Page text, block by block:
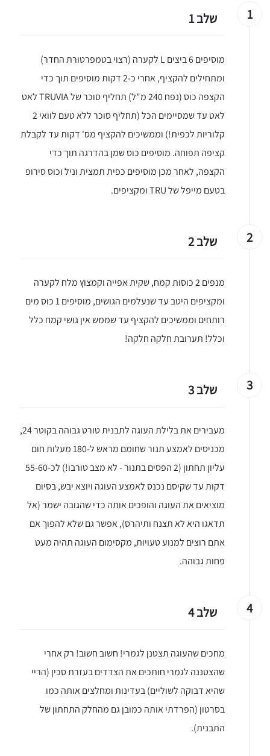
אותי באינסטגרם
1 שלב 1
מוסיפים 6 ביצים L לקערה (רצוי בטמפרטורת החדר)
ומתחילים להקציף, אחרי כ-2 דקות מוסיפים תוך כדי
הקצפה כוס (נפח 240 מ"ל) תחליף סוכר של TRUVIA לאט
לאט עד שמסיימים הכל (תחליף סוכר ללא טעם לוואי 2
קלוריות לכפית!) וממשיכים להקציף מס' דקות עד לקבלת
קציפה תפוחה. מוסיפים כוס שמן בהדרגה תוך כדי
הקצפה, לאחר מכן מוסיפים כפית תמצית וניל וכוס סירופ
בטעם מייפל של TRU ומקציפים.
2 שלב 2
מנפים 2 כוסות קמח, שקית אפייה וקמצוץ מלח לקערה
ומקציפים היטב עד שנעלמים הגושים, מוסיפים 1 כוס מים
רותחים וממשיכים להקציף עד שממש אין גושי קמח כלל
וכלל! תערובת חלקה חלקה!
3 שלב 3
מעבירים את בלילת העוגה לתבנית טורט גבוהה בקוטר 24,
מכניסים לאמצע תנור שחומם מראש ל-180 מעלות חום
עליון תחתון (2 הפסים בתנור - לא מצב טורבו!) לכ-55-60
דקות עד שקיסם נכנס לאמצע העוגה ויוצא יבש, בסיום
מוציאים את העוגה והופכים אותה כדי שהגובה ישמר (אל
תדאגו היא לא תצנח ותיהרס), אפשר גם שלא להפוך אם
אתם רוצים למנוע טעויות, מקסימום העוגה תהיה מעט
פחות גבוהה.
4 שלב 4
מחכים שהעוגה תצטנן לגמרי! חשוב חשוב! רק אחרי
שהצטננה לגמרי חותכים את הצדדים בעזרת סכין (הריי
שהיא דבוקה לשוליים) בעדינות ומחלצים אותה כמו
בסרטון (הפרדתי אותה כמובן גם מהחלק התחתון של
התבנית).